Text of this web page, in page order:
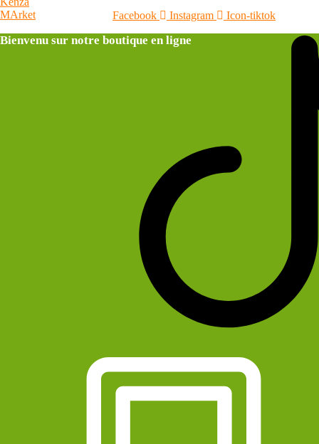
Bienvenu sur notre boutique en ligne
Facebook Instagram Icon-tiktok